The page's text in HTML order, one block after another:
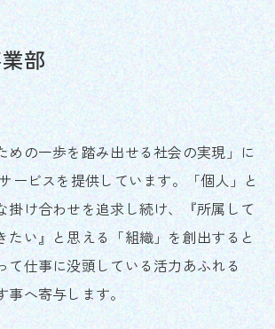
部
めの一歩を踏み出せる社会の実現」に
ービスを提供しています。「個人」と
掛け合わせを追求し続け、『所属して
たい』と思える「組織」を創出すると
て仕事に没頭している活力あふれる
事へ寄与します。